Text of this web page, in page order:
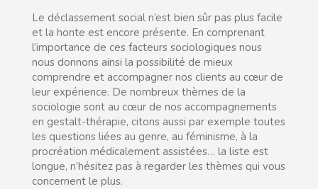
Le déclassement social n’est bien sûr pas plus facile
et la honte est encore présente. En comprenant
l’importance de ces facteurs sociologiques nous
nous donnons ainsi la possibilité de mieux
comprendre et accompagner nos clients au cœur de
leur expérience. De nombreux thèmes de la
sociologie sont au cœur de nos accompagnements
en gestalt-thérapie, citons aussi par exemple toutes
les questions liées au genre, au féminisme, à la
procréation médicalement assistées… la liste est
longue, n’hésitez pas à regarder les thèmes qui vous
concernent le plus.